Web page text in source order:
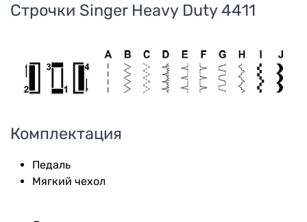
Строчки Singer Heavy Duty 4411
Комплектация
Педаль
Мягкий чехол